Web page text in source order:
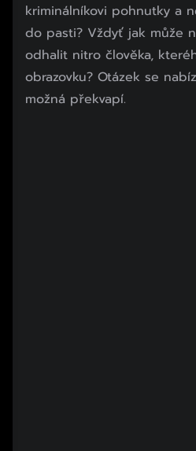
kriminálníkovi pohnutky a
do pasti? Vždyť jak může
odhalit nitro člověka,
obrazovku? Otázek se
možná překvapí.